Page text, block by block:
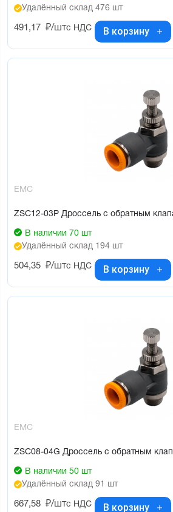
Удалённый склад 476 шт
491,17 ₽/штс НДС В корзину
EMC
ZSC12-03P Дроссель с обратным
В наличии 70 шт
Удалённый склад 194 шт
504,35 ₽/штс НДС В корзину
EMC
ZSC08-04G Дроссель с обратным
В наличии 50 шт
Удалённый склад 91 шт
667,58 ₽/штс НДС В корзину